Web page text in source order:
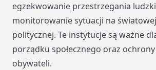
egzekwowanie przestrzegania
monitorowanie sytuacji na
politycznej. Te instytucje są ważne
porządku społecznego oraz
obywateli.